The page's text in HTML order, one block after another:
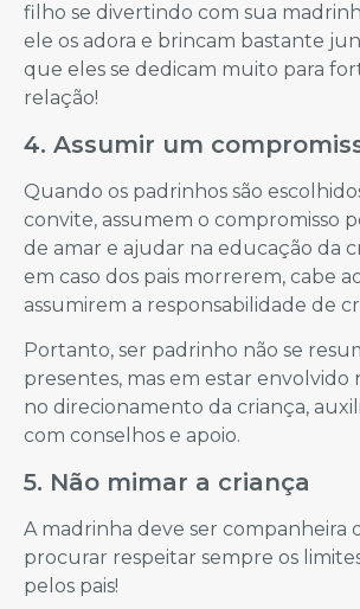
filho se divertindo com sua
ele os adora e brincam bastante
que eles se dedicam muito para
relação!
4. Assumir um
Quando os padrinhos são
convite, assumem o compromisso
de amar e ajudar na educação da
em caso dos pais morrerem, cabe
assumirem a responsabilidade de
Portanto, ser padrinho não se
presentes, mas em estar envolvido
no direcionamento da criança,
com conselhos e apoio.
5. Não mimar a criança
A madrinha deve ser companheira
procurar respeitar sempre os
pelos pais!